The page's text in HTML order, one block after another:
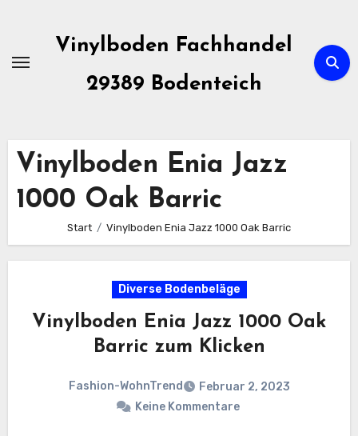
springen
Vinylboden Fachhandel
29389 Bodenteich
Vinylboden Enia Jazz
1000 Oak Barric
Start Vinylboden Enia Jazz 1000 Oak Barric
Diverse Bodenbeläge
Vinylboden Enia Jazz 1000 Oak
Barric zum Klicken
Fashion-WohnTrend
Februar 2, 2023
Keine Kommentare